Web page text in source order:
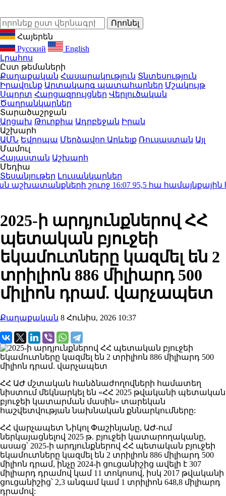
Հայերեն
Русский
English
Լրահոս
Ըստ թեմաների
Քաղաքական Հասարակություն Տնտեսություն
Իրավունք Արտակարգ պատահարներ Մշակույթ
Սպորտ Հարցազրույցներ Վերլուծական
Ծաղրանկարներ
Տարածաշրջան
Արցախ Թուրքիա Ադրբեջան Իրան
Աշխարհ
ԱՄՆ Եվրոպա Մերձավոր Արևելք Ռուսաստան Այլ
Մամուլ
Հայաստան Աշխարհ
Մեդիա
Տեսանյութեր Լուսանկարներ
շուրջ16:07 95,5 հա համայնքային
2025-ի արդյունքներով ՀՀ
պետական բյուջեի
եկամուտները կազմել են 2
տրիլիոն 886 միլիարդ 500
միլիոն դրամ. վարչապետ
Քաղաքական 8 Հունիս, 2026 10:37
ՀՀ ԱԺ մշտական հանձնաժողովների համատեղ
նիստում մեկնարկել են «ՀՀ 2025 թվականի պետական
բյուջեի կատարման մասին» տարեկան
հաշվետվության նախնական քննարկումները:
ՀՀ վարչապետ Նիկոլ Փաշինյանը, ԱԺ-ում
ներկայացնելով 2025 թ. բյուջեի կատարողականը,
ասաց՝ 2025-ի արդյունքներով ՀՀ պետական բյուջեի
եկամուտները կազմել են 2 տրիլիոն 886 միլիարդ 500
միլիոն դրամ, ինչը 2024-ի ցուցանիշից ավելի է 307
միլիարդ դրամով կամ 11 տոկոսով, իսկ 2017 թվականի
ցուցանիշից՝ 2,3 անգամ կամ 1 տրիլիոն 648,8 միլիարդ
դրամով: